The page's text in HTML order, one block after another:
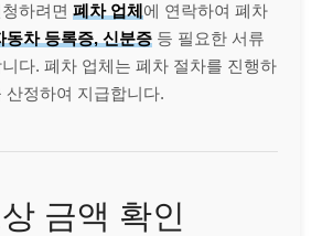
하려면 폐차 업체에 연락하여 폐차
동차 등록증, 신분증 등 필요한 서류
다. 폐차 업체는 폐차 절차를 진행하
산정하여 지급합니다.
금액 확인